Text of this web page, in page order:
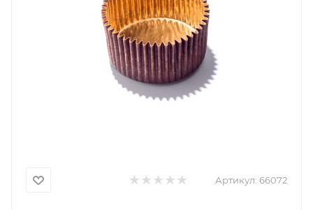
Артикул: 66072